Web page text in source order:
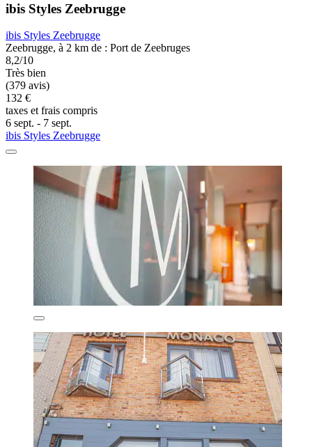
ibis Styles Zeebrugge
ibis Styles Zeebrugge
Zeebrugge, à 2 km de : Port de Zeebruges
8,2/10
Très bien
(379 avis)
132 €
taxes et frais compris
6 sept. - 7 sept.
ibis Styles Zeebrugge